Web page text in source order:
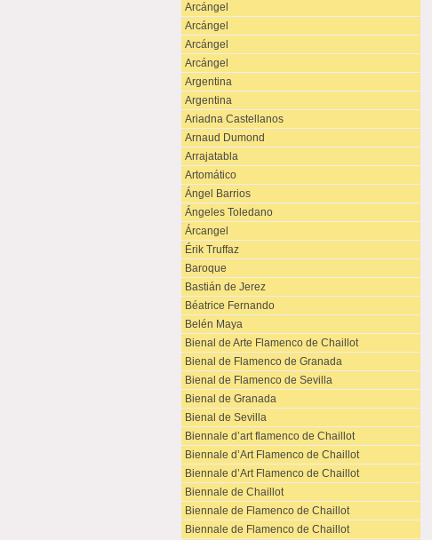
Arcángel
Arcángel
Arcángel
Arcángel
Argentina
Argentina
Ariadna Castellanos
Arnaud Dumond
Arrajatabla
Artomático
Ángel Barrios
Ángeles Toledano
Árcangel
Érik Truffaz
Baroque
Bastián de Jerez
Béatrice Fernando
Belén Maya
Bienal de Arte Flamenco de Chaillot
Bienal de Flamenco de Granada
Bienal de Flamenco de Sevilla
Bienal de Granada
Bienal de Sevilla
Biennale d’art flamenco de Chaillot
Biennale d’Art Flamenco de Chaillot
Biennale d’Art Flamenco de Chaillot
Biennale de Chaillot
Biennale de Flamenco de Chaillot
Biennale de Flamenco de Chaillot